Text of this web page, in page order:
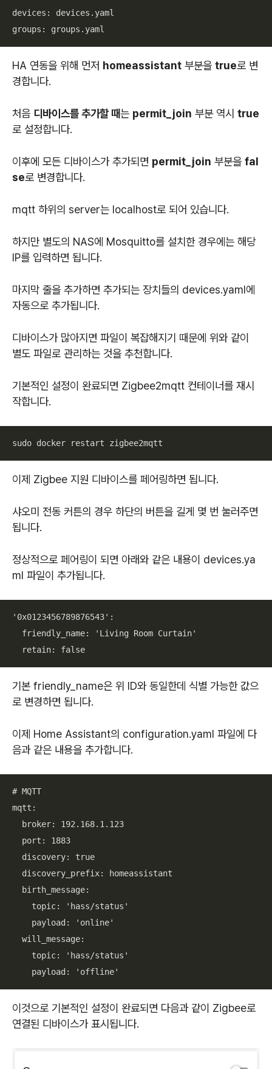
devices: devices.yaml
groups: groups.yaml
HA 연동을 위해 먼저 homeassistant 부분을 true로 변
경합니다.
처음 디바이스를 추가할 때는 permit_join 부분 역시 true
로 설정합니다.
이후에 모든 디바이스가 추가되면 permit_join 부분을 fal
se로 변경합니다.
mqtt 하위의 server는 localhost로 되어 있습니다.
하지만 별도의 NAS에 Mosquitto를 설치한 경우에는 해당
IP를 입력하면 됩니다.
마지막 줄을 추가하면 추가되는 장치들의 devices.yaml에
자동으로 추가됩니다.
디바이스가 많아지면 파일이 복잡해지기 때문에 위와 같이
별도 파일로 관리하는 것을 추천합니다.
기본적인 설정이 완료되면 Zigbee2mqtt 컨테이너를 재시
작합니다.
sudo docker restart zigbee2mqtt
이제 Zigbee 지원 디바이스를 페어링하면 됩니다.
샤오미 전동 커튼의 경우 하단의 버튼을 길게 몇 번 눌러주면
됩니다.
정상적으로 페어링이 되면 아래와 같은 내용이 devices.ya
ml 파일이 추가됩니다.
'0x0123456789876543':
  friendly_name: 'Living Room Curtain'
  retain: false
기본 friendly_name은 위 ID와 동일한데 식별 가능한 값으
로 변경하면 됩니다.
이제 Home Assistant의 configuration.yaml 파일에 다
음과 같은 내용을 추가합니다.
# MQTT
mqtt:
  broker: 192.168.1.123
  port: 1883
  discovery: true
  discovery_prefix: homeassistant
  birth_message:
    topic: 'hass/status'
    payload: 'online'
  will_message:
    topic: 'hass/status'
    payload: 'offline'
이것으로 기본적인 설정이 완료되면 다음과 같이 Zigbee로
연결된 디바이스가 표시됩니다.